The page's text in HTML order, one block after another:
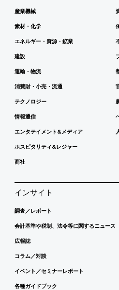
産業機械
素材・化学
エネルギー・資源・鉱業
建設
運輸・物流
消費財・小売・流通
テクノロジー
情報通信
エンタテイメント&メディア
ホスピタリティ&レジャー
商社
インサイト
調査／レポート
会計基準や税制、法令等に関するニュース
広報誌
コラム／対談
イベント／セミナーレポート
各種ガイドブック